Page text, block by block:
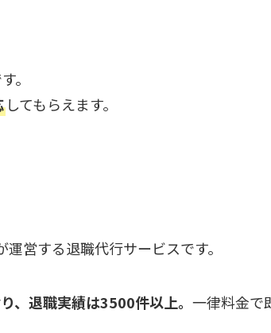
。
してもらえます。
営する退職代行サービスです。
、退職実績は3500件以上。 一律料金で